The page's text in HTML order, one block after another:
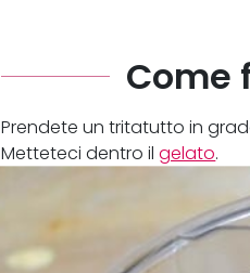
Come
Prendete un tritatutto in
Metteteci dentro ilgelato.
Aggiungete il latte (mi